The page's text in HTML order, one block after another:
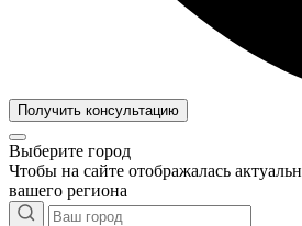
Получить консультацию
Выберите город
Чтобы на сайте отображалась
вашего региона